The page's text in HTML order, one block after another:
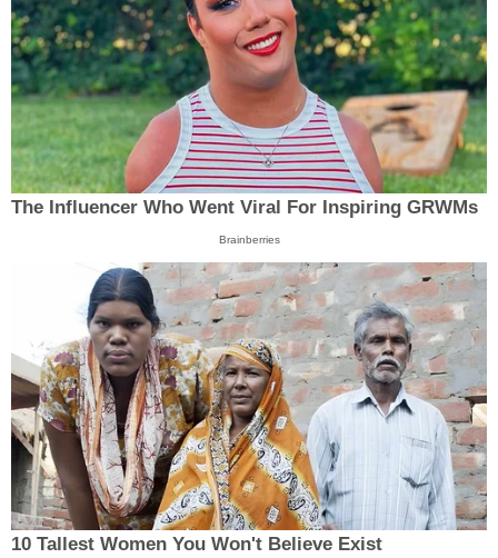
The Influencer Who Went Viral For Inspiring GRWMs
Brainberries
10 Tallest Women You Won't Believe Exist